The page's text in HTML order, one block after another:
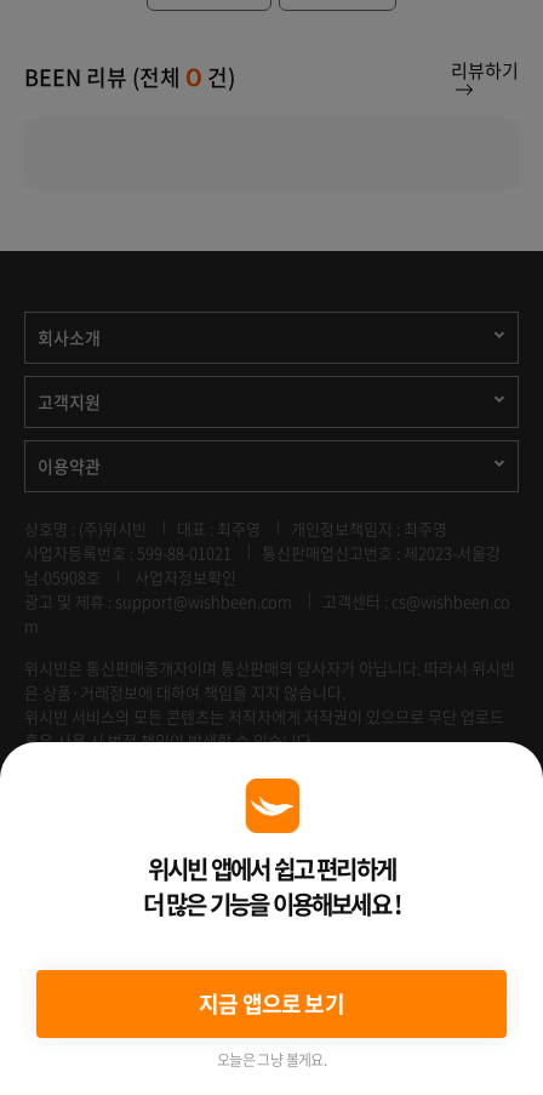
BEEN 리뷰 (전체 0 건) 리뷰하기
회사소개
고객지원
이용약관
상호명 : (주)위시빈 대표 : 최주영
개인정보책임자 : 최주영
사업자등록번호 : 599-88-01021
통신판매업신고번호 : 제2023-서울강
남-05908호
사업자정보확인
광고 및 제휴 : support@wishbeen.com
고객센터 : cs@wishbeen.co
m
위시빈은 통신판매중개자이며 통신판매의 당사자가 아닙니다. 따라서 위시빈
은 상품·거래정보에 대하여 책임을 지지 않습니다.
위시빈 서비스의 모든 콘텐츠는 저작자에게 저작권이 있으므로 무단 업로드
혹은 사용 시 법적 책임이 발생할 수 있습니다.
Venture Enterprise위시빈 앱에서 쉽고 편리하게
더 많은 기능을 이용해보세요 !
지금 앱으로 보기
오늘은 그냥 볼게요.